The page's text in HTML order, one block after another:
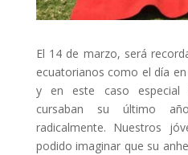
El 14 de marzo, será
ecuatorianos como el día
y en este caso especial
cursaban su último
radicalmente. Nuestros
podido imaginar que su